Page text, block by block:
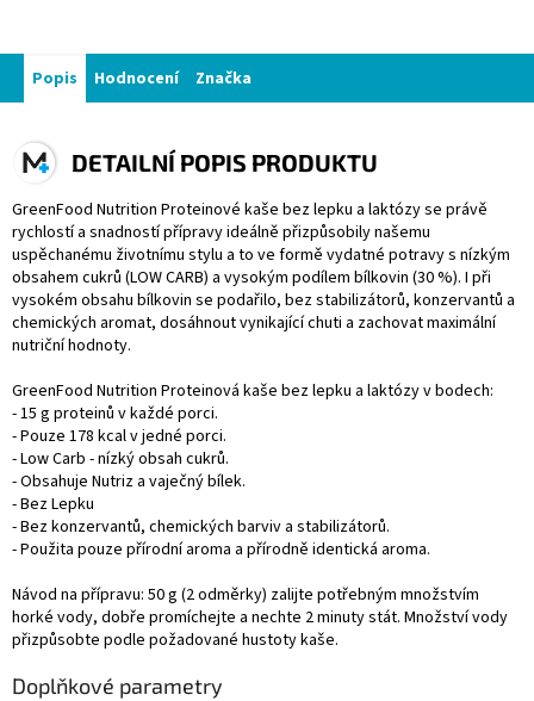
Popis Hodnocení Značka
DETAILNÍ POPIS PRODUKTU
GreenFood Nutrition Proteinové kaše bez lepku a laktózy se právě
rychlostí a snadností přípravy ideálně přizpůsobily našemu
uspěchanému životnímu stylu a to ve formě vydatné potravy s nízkým
obsahem cukrů (LOW CARB) a vysokým podílem bílkovin (30 %). I při
vysokém obsahu bílkovin se podařilo, bez stabilizátorů, konzervantů a
chemických aromat, dosáhnout vynikající chuti a zachovat maximální
nutriční hodnoty.
GreenFood Nutrition Proteinová kaše bez lepku a laktózy v bodech:
- 15 g proteinů v každé porci.
- Pouze 178 kcal v jedné porci.
- Low Carb - nízký obsah cukrů.
- Obsahuje Nutriz a vaječný bílek.
- Bez Lepku
- Bez konzervantů, chemických barviv a stabilizátorů.
- Použita pouze přírodní aroma a přírodně identická aroma.
Návod na přípravu: 50 g (2 odměrky) zalijte potřebným množstvím
horké vody, dobře promíchejte a nechte 2 minuty stát. Množství vody
přizpůsobte podle požadované hustoty kaše.
Doplňkové parametry